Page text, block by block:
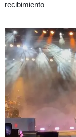
recibimiento